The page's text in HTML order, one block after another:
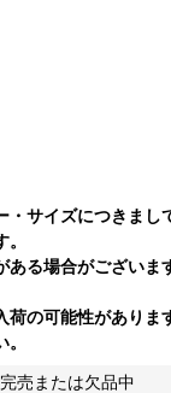
サイズにつきまし
ある場合がございま
の可能性がありま
完売または欠品中